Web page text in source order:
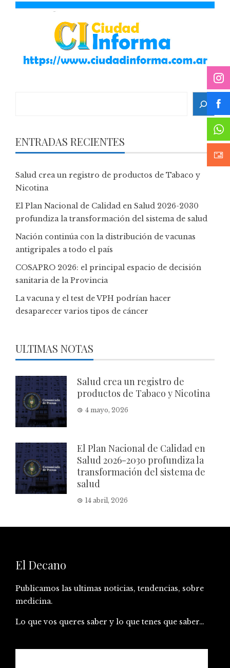
ENTRADAS RECIENTES
Salud crea un registro de productos de Tabaco y
Nicotina
El Plan Nacional de Calidad en Salud 2026-2030
profundiza la transformación del sistema de salud
Nación continúa con la distribución de vacunas
antigripales a todo el país
COSAPRO 2026: el principal espacio de decisión
sanitaria de la Provincia
La vacuna y el test de VPH podrían hacer
desaparecer varios tipos de cáncer
ULTIMAS NOTAS
Salud crea un registro de
productos de Tabaco y Nicotina
4 mayo, 2026
El Plan Nacional de Calidad en
Salud 2026-2030 profundiza la
transformación del sistema de
salud
14 abril, 2026
El Decano
Publicamos las ultimas noticias, tendencias, sobre
medicina.
Lo que vos queres saber y lo que tenes que saber…